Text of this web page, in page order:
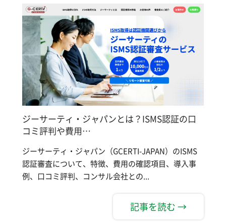
ジーサーティ・ジャパンとは？ISMS認証の口
コミ評判や費用…
ジーサーティ・ジャパン（GCERTI-JAPAN）のISMS
認証審査について、特徴、費用の確認項目、導入事
例、口コミ評判、コンサル会社との...
記事を読む →